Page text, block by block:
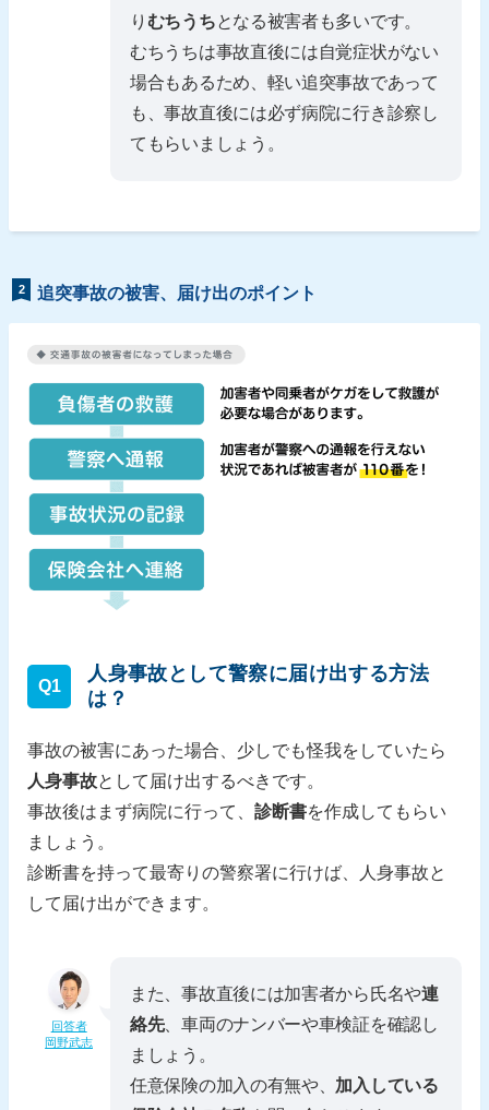
り むちうちとなる被害者も多いです。
むちうちは事故直後には自覚症状がない
場合もあるため、軽い追突事故であって
も、事故直後には必ず病院に行き診察し
てもらいましょう。
2 追突事故の被害、届け出のポイント
Q1
人身事故として警察に届け出する方法
は？
事故の被害にあった場合、少しでも怪我をしていたら
人身事故として届け出するべきです。
事故後はまず病院に行って、診断書を作成してもらい
ましょう。
診断書を持って最寄りの警察署に行けば、人身事故と
して届け出ができます。
回答者
岡野武志
また、事故直後には加害者から氏名や連
絡先、車両のナンバーや車検証を確認し
ましょう。
任意保険の加入の有無や、 加入している